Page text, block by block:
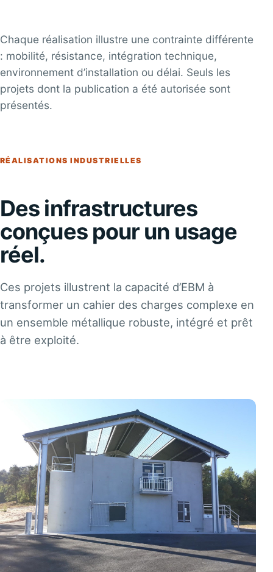
Chaque réalisation illustre une contrainte différente
: mobilité, résistance, intégration technique,
environnement d’installation ou délai. Seuls les
projets dont la publication a été autorisée sont
présentés.
RÉALISATIONS INDUSTRIELLES
Des infrastructures
conçues pour un usage
réel.
Ces projets illustrent la capacité d’EBM à
transformer un cahier des charges complexe en
un ensemble métallique robuste, intégré et prêt
à être exploité.